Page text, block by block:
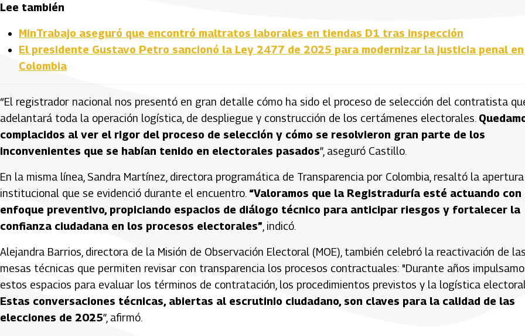
Lee también
MinTrabajo aseguró que encontró maltratos laborales en tiendas D1 tras inspección
El presidente Gustavo Petro sancionó la Ley 2477 de 2025 para modernizar la justicia penal en
Colombia
“El registrador nacional nos presentó en gran detalle cómo ha sido el proceso de selección del contratista
adelantará toda la operación logística, de despliegue y construcción de los certámenes electorales.
complacidos al ver el rigor del proceso de selección y cómo se resolvieron gran parte de los
inconvenientes que se habían tenido en electorales pasados”, aseguró Castillo.
En la misma línea, Sandra Martínez, directora programática de Transparencia por Colombia, resaltó la apertura
institucional que se evidenció durante el encuentro. “Valoramos que la Registraduría esté actuando con
enfoque preventivo, propiciando espacios de diálogo técnico para anticipar riesgos y fortalecer la
confianza ciudadana en los procesos electorales” , indicó.
Alejandra Barrios, directora de la Misión de Observación Electoral (MOE), también celebró la reactivación de las
mesas técnicas que permiten revisar con transparencia los procesos contractuales: "Durante años
estos espacios para evaluar los términos de contratación, los procedimientos previstos y la logística
Estas conversaciones técnicas, abiertas al escrutinio ciudadano, son claves para la calidad de las
elecciones de 2025”, afirmó.